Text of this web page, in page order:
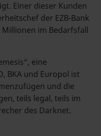
Einer dieser Kunden
der EZB-Bank
im Bedarfsfall
eine
BKA und Europol ist
und die
teils legal, teils im
des Darknet.